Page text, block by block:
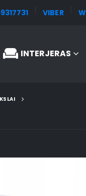
VIBER
INTERJERAS